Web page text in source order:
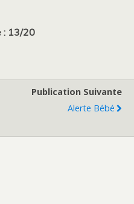
: 13/20
Publication Suivante
Alerte Bébé